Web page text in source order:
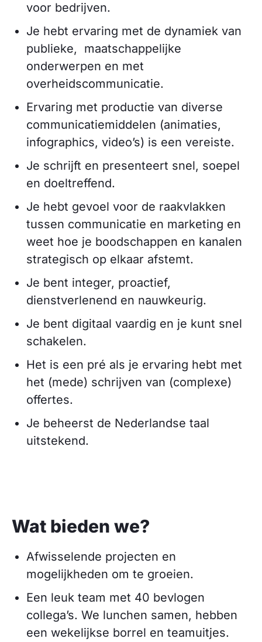
voor bedrijven.
Je hebt ervaring met de dynamiek van
publieke, maatschappelijke
onderwerpen en met
overheidscommunicatie.
Ervaring met productie van diverse
communicatiemiddelen (animaties,
infographics, video’s) is een vereiste.
Je schrijft en presenteert snel, soepel
en doeltreffend.
Je hebt gevoel voor de raakvlakken
tussen communicatie en marketing en
weet hoe je boodschappen en kanalen
strategisch op elkaar afstemt.
Je bent integer, proactief,
dienstverlenend en nauwkeurig.
Je bent digitaal vaardig en je kunt snel
schakelen.
Het is een pré als je ervaring hebt met
het (mede) schrijven van (complexe)
offertes.
Je beheerst de Nederlandse taal
uitstekend.
Wat bieden we?
Afwisselende projecten en
mogelijkheden om te groeien.
Een leuk team met 40 bevlogen
collega’s. We lunchen samen, hebben
een wekelijkse borrel en teamuitjes.